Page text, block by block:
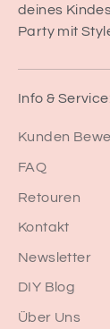
deines
Party mit
Info &
Kunden
FAQ
Retouren
Kontakt
Newsletter
DIY Blog
Über Uns